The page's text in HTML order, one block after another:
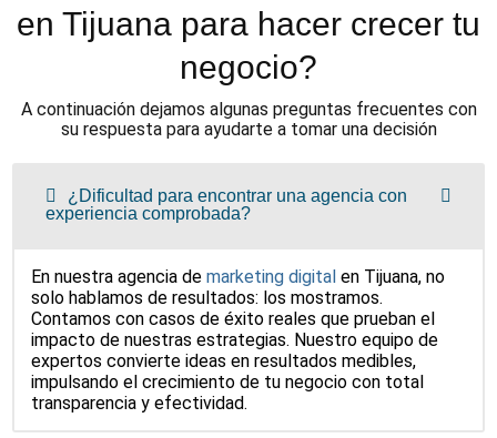
en Tijuana para hacer crecer tu
negocio?
A continuación dejamos algunas preguntas frecuentes con
su respuesta para ayudarte a tomar una decisión
¿Dificultad para encontrar una agencia con
experiencia comprobada?
En nuestra agencia de marketing digital en Tijuana, no
solo hablamos de resultados: los mostramos.
Contamos con casos de éxito reales que prueban el
impacto de nuestras estrategias. Nuestro equipo de
expertos convierte ideas en resultados medibles,
impulsando el crecimiento de tu negocio con total
transparencia y efectividad.